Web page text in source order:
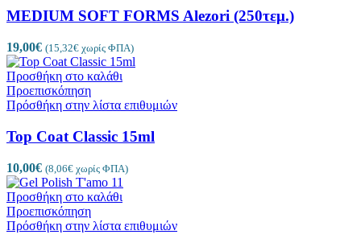
MEDIUM SOFT FORMS Alezori (250τεμ.)
19,00€ (15,32€ χωρίς ΦΠΑ)
Προσθήκη στο καλάθι
Προεπισκόπηση
Πρόσθήκη στην λίστα επιθυμιών
Top Coat Classic 15ml
10,00€ (8,06€ χωρίς ΦΠΑ)
Προσθήκη στο καλάθι
Προεπισκόπηση
Πρόσθήκη στην λίστα επιθυμιών